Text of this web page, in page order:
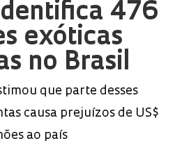
476
exóticas
no Brasil
que parte desses
causa prejuízos de US$
ao país